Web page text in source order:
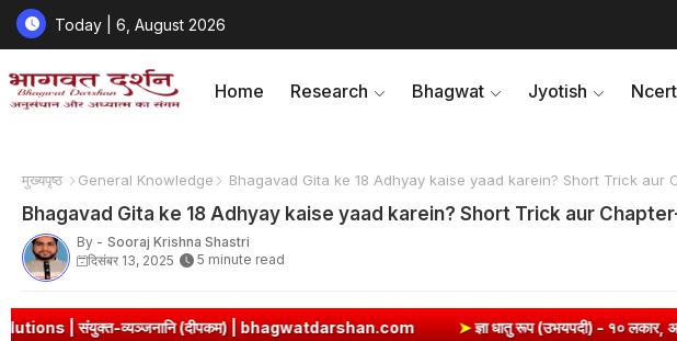
Today | 6, August 2026
Home Research Bhagwat Jyotish
मुख्यपृष्ठ General Knowledge Bhagavad Gita ke 18 Adhyay kaise yaad karein? Short Trick aur
Bhagavad Gita ke 18 Adhyay kaise yaad karein? Short Trick aur
By - Sooraj Krishna Shastri
दिसंबर 13, 2025
5 minute read
(दीपकम) | bhagwatdarshan.com ➤ज्ञा धातु रूप (उभयपदी) - १० लकार, अर्थ एवं व्याकरण | Jna